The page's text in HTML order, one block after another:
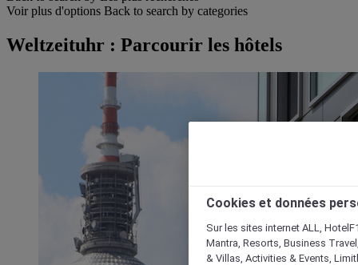
Voir plus d'options Back to search by categories
Weltzeituhr : Parcourir les hôtels
Cookies et données
Sur les sites internet ALL,
Mantra, Resorts, Business
& Villas, Activities & Events,